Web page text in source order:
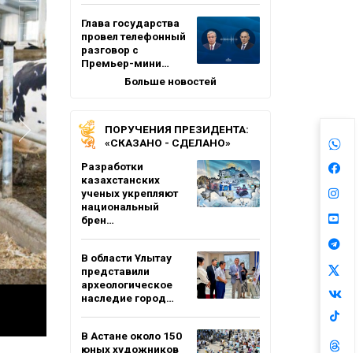
Глава государства
провел телефонный
разговор с
Премьер-мини…
Больше новостей
ПОРУЧЕНИЯ ПРЕЗИДЕНТА:
«СКАЗАНО - СДЕЛАНО»
Разработки
казахстанских
ученых укрепляют
национальный
брен…
В области Ұлытау
представили
археологическое
наследие город…
В Астане около 150
юных художников